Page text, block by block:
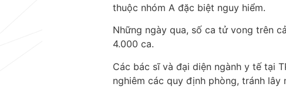
thuộc nhóm A đặc biệt nguy hiểm.
Những ngày qua, số ca tử vong trên
4.000 ca.
Các bác sĩ và đại diện ngành y tế tại
nghiêm các quy định phòng, tránh